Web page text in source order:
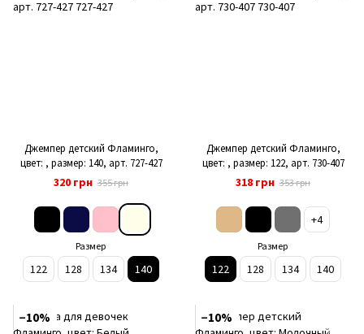
Джемпер детский Фламинго,
цвет: , размер: 140, арт. 727-427
320 грн 355 грн
Размер
122 128 134 140
Джемпер детский Фламинго,
цвет: , размер: 122, арт. 730-407
318 грн 353 грн
+4
Размер
122 128 134 140
−10% −10%